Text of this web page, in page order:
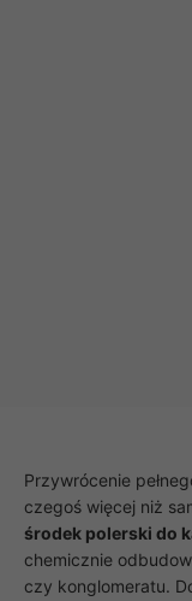
Przywrócenie
czegoś więcej niż
środek polerski do
chemicznie
czy konglomeratu.